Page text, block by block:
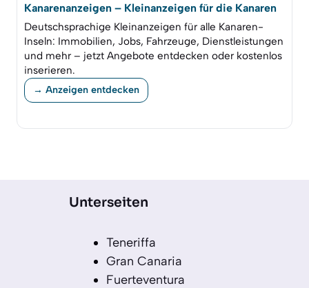
Kanarenanzeigen – Kleinanzeigen für die Kanaren
Deutschsprachige Kleinanzeigen für alle Kanaren-
Inseln: Immobilien, Jobs, Fahrzeuge, Dienstleistungen
und mehr – jetzt Angebote entdecken oder kostenlos
inserieren.
→ Anzeigen entdecken
Unterseiten
Teneriffa
Gran Canaria
Fuerteventura